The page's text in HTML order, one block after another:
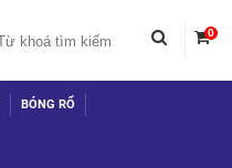
0
BÓNG RỔ